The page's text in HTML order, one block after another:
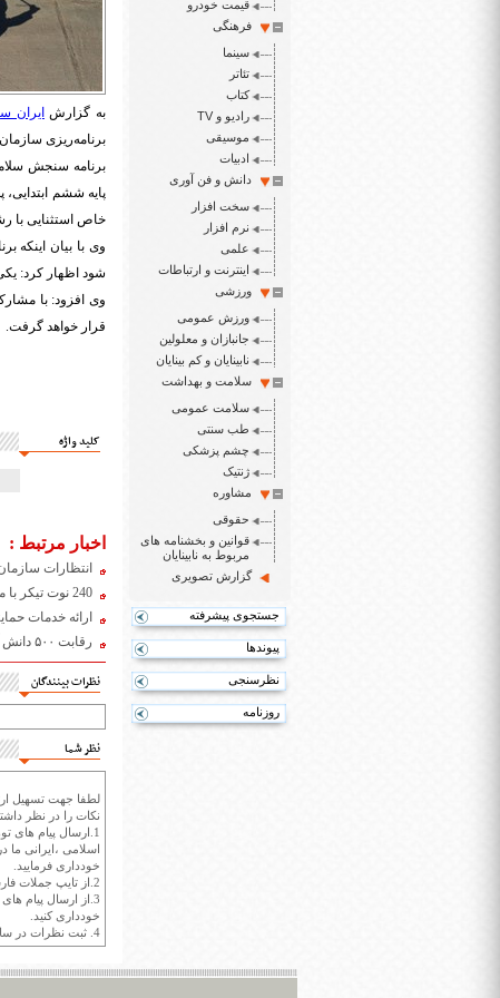
قیمت خودرو
فرهنگی
سینما
تئاتر
کتاب
رادیو و TV
موسیقی
ادبیات
دانش و فن آوری
سخت افزار
نرم افزار
علمی
اینترنت و ارتباطات
ورزشی
ورزش عمومی
جانبازان و معلولین
نابینایان و کم بینایان
سلامت و بهداشت
سلامت عمومی
طب سنتی
چشم پزشکی
ژنتیک
مشاوره
حقوقی
قوانین و بخشنامه های
مربوط به نابینایان
گزارش تصویری
جستجوی پیشرفته
پیوندها
نظرسنجی
روزنامه
به گزارش ایران
خاص استثنایی با رشد 4 درصد باید در سال 1400
وی با بیان اینکه
شود اظهار کرد:
قرار خواهد گرفت.
کلید واژه
اخبار مرتبط :
انتظارات
240 نوت تیکر با مشارکت 40 درصدی معاونت ریاست‌جمهوری در اختیار دانش‌آموزان نابینا قرار می‌گیرد
ارائه خدمات
رقابت ۵۰۰ دانش آموز استثنایی تهرانی در جشنواره فرهنگی و هنری دانش آموزان با نیازهای ویژه
نظرات بینندگان
نظر شما
لطفا جهت تسهیل
نکات را در نظر
1.ارسال پیام های
اسلامی ،ایرانی ما
خودداری فرمایید.
2.از تایپ جملات فارسی با حروف انگلیسی خودداری کنید.
3.از ارسال پیام
خودداری کنید.
4. ثبت نظرات در سايت ايران سپيد براي هر نظر حداکثر 400 واژه است.